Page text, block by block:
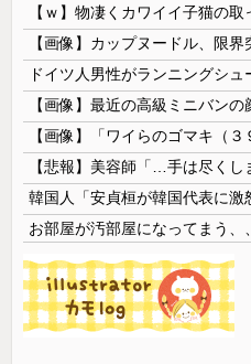
【ｗ】物凄くカワイイ子猫の取
【画像】カップヌードル、限界
【画像】最近の高級ミニバン
【画像】「ワイらのゴマキ（３
【悲報】美容師「…手は尽く
お部屋が汚部屋になってまう、、